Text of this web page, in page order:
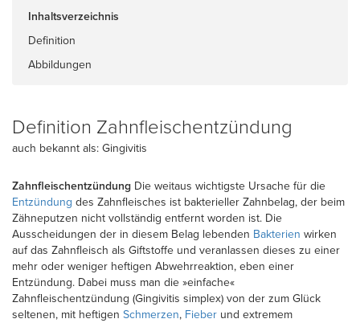
Inhaltsverzeichnis
Definition
Abbildungen
Definition Zahnfleischentzündung
auch bekannt als: Gingivitis
Zahnfleischentzündung Die weitaus wichtigste Ursache für die
Entzündung des Zahnfleisches ist bakterieller Zahnbelag, der beim
Zähneputzen nicht vollständig entfernt worden ist. Die
Ausscheidungen der in diesem Belag lebenden Bakterien wirken
auf das Zahnfleisch als Giftstoffe und veranlassen dieses zu einer
mehr oder weniger heftigen Abwehrreaktion, eben einer
Entzündung. Dabei muss man die »einfache«
Zahnfleischentzündung (Gingivitis simplex) von der zum Glück
seltenen, mit heftigen Schmerzen, Fieber und extremem